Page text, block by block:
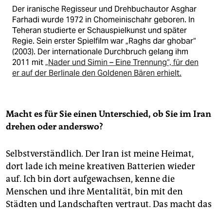
Der iranische Regisseur und Drehbuchautor Asghar
Farhadi wurde 1972 in Chomeinischahr geboren. In
Teheran studierte er Schauspielkunst und später
Regie. Sein erster Spielfilm war „Raghs dar ghobar“
(2003). Der internationale Durchbruch gelang ihm
2011 mit„Nader und Simin – Eine Trennung“, für den
er auf der Berlinale den Goldenen Bären erhielt.
Macht es für Sie einen Unterschied, ob Sie im Iran
drehen oder anderswo?
Selbstverständlich. Der Iran ist meine Heimat,
dort lade ich meine kreativen Batterien wieder
auf. Ich bin dort aufgewachsen, kenne die
Menschen und ihre Mentalität, bin mit den
Städten und Landschaften vertraut. Das macht das